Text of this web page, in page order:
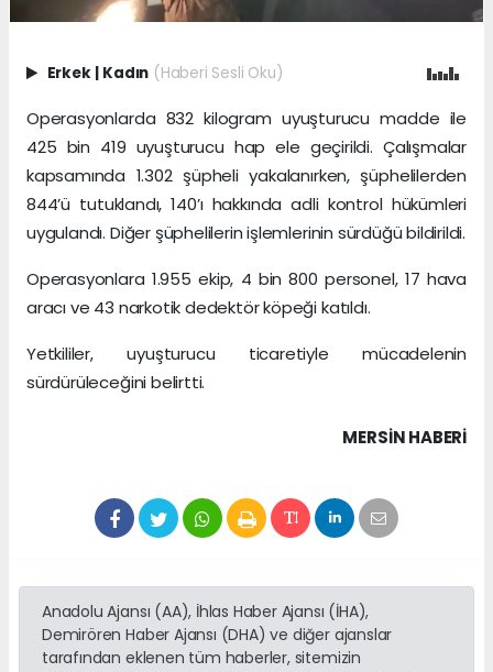
Erkek | Kadın (Haberi Sesli Oku)
Operasyonlarda 832 kilogram uyuşturucu madde ile
425 bin 419 uyuşturucu hap ele geçirildi. Çalışmalar
kapsamında 1.302 şüpheli yakalanırken, şüphelilerden
844’ü tutuklandı, 140’ı hakkında adli kontrol hükümleri
uygulandı. Diğer şüphelilerin işlemlerinin sürdüğü bildirildi.
Operasyonlara 1.955 ekip, 4 bin 800 personel, 17 hava
aracı ve 43 narkotik dedektör köpeği katıldı.
Yetkililer, uyuşturucu ticaretiyle mücadelenin
sürdürüleceğini belirtti.
MERSIN HABERİ
Anadolu Ajansı (AA), İhlas Haber Ajansı (İHA),
Demirören Haber Ajansı (DHA) ve diğer ajanslar
tarafından eklenen tüm haberler, sitemizin